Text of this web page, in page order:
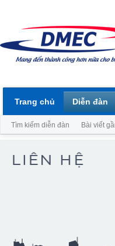
Trang chủ Diễn đàn
Tìm kiếm diễn đàn Bài viết